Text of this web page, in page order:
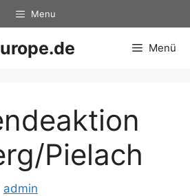
Menu
Menü
Pielach
admin